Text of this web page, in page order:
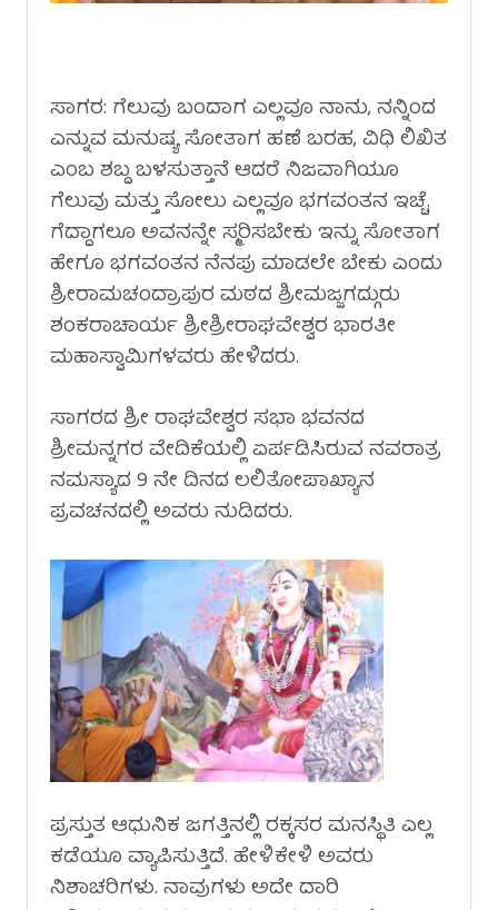
ಸಾಗರ: ಗೆಲುವು ಬಂದಾಗ ಎಲ್ಲವೂ ನಾನು, ನನ್ನಿಂದ
ಎನ್ನುವ ಮನುಷ್ಯ ಸೋತಾಗ ಹಣೆ ಬರಹ, ವಿಧಿ ಲಿಖಿತ
ಎಂಬ ಶಬ್ದ ಬಳಸುತ್ತಾನೆ ಆದರೆ ನಿಜವಾಗಿಯೂ
ಗೆಲುವು ಮತ್ತು ಸೋಲು ಎಲ್ಲವೂ ಭಗವಂತನ ಇಚ್ಚೆ.
ಗೆದ್ದಾಗಲೂ ಅವನನ್ನೇ ಸ್ಮರಿಸಬೇಕು ಇನ್ನು ಸೋತಾಗ
ಹೇಗೂ ಭಗವಂತನ ನೆನಪು ಮಾಡಲೇ ಬೇಕು ಎಂದು
ಶ್ರೀರಾಮಚಂದ್ರಾಪುರ ಮಠದ ಶ್ರೀಮಜ್ಜಗದ್ಗುರು
ಶಂಕರಾಚಾರ್ಯ ಶ್ರೀಶ್ರೀರಾಘವೇಶ್ವರ ಭಾರತೀ
ಮಹಾಸ್ವಾಮಿಗಳವರು ಹೇಳಿದರು.
ಸಾಗರದ ಶ್ರೀ ರಾಘವೇಶ್ವರ ಸಭಾ ಭವನದ
ಶ್ರೀಮನ್ನಗರ ವೇದಿಕೆಯಲ್ಲಿ ಏರ್ಪಡಿಸಿರುವ ನವರಾತ್ರ
ನಮಸ್ಯಾದ 9 ನೇ ದಿನದ ಲಲಿತೋಪಾಖ್ಯಾನ
ಪ್ರವಚನದಲ್ಲಿ ಅವರು ನುಡಿದರು.
ಪ್ರಸ್ತುತ ಆಧುನಿಕ ಜಗತ್ತಿನಲ್ಲಿ ರಕ್ಕಸರ ಮನಸ್ಥಿತಿ ಎಲ್ಲ
ಕಡೆಯೂ ವ್ಯಾಪಿಸುತ್ತಿದೆ. ಹೇಳಿಕೇಳಿ ಅವರು
ನಿಶಾಚರಿಗಳು. ನಾವುಗಳು ಅದೇ ದಾರಿ